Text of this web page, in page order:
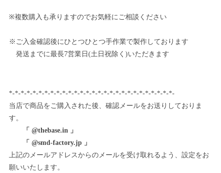
※複数購入も承りますのでお気軽にご相談ください
※ご入金確認後にひとつひとつ手作業で製作しております
発送までに最長7営業日(土日祝除く)いただきます
*-*-*-*-*-*-*-*-*-*-*-*-*-*-*-*-*-*-*-*-*-*-*-*-*-*-*-*-
当店で商品をご購入された後、確認メールをお送りしておりま
す。
「 @thebase.in 」
「 @smd-factory.jp 」
上記のメールアドレスからのメールを受け取れるよう、設定をお
願いいたします。